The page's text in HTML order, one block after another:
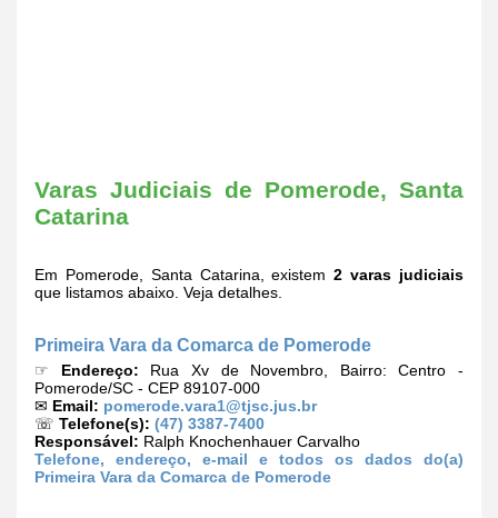
Varas Judiciais de Pomerode, Santa
Catarina
Em Pomerode, Santa Catarina, existem2 varas judiciais
que listamos abaixo. Veja detalhes.
Primeira Vara da Comarca de Pomerode
☞ Endereço: Rua Xv de Novembro, Bairro: Centro -
Pomerode/SC - CEP 89107-000
✉ Email: pomerode.vara1@tjsc.jus.br
☏ Telefone(s): (47) 3387-7400
Responsável: Ralph Knochenhauer Carvalho
Telefone, endereço, e-mail e todos os dados do(a)
Primeira Vara da Comarca de Pomerode